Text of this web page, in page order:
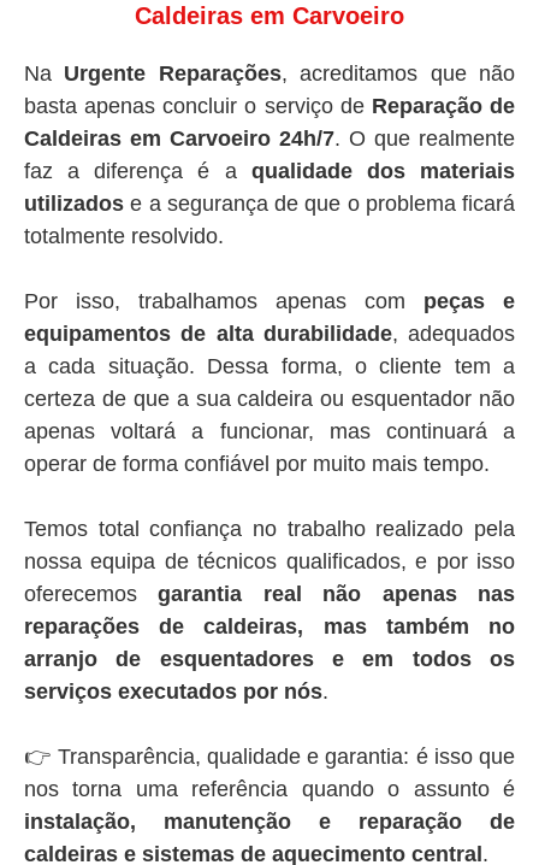
Caldeiras em Carvoeiro
Na Urgente Reparações, acreditamos que não
basta apenas concluir o serviço de Reparação de
Caldeiras em Carvoeiro 24h/7. O que realmente
faz a diferença é a qualidade dos materiais
utilizados e a segurança de que o problema ficará
totalmente resolvido.
Por isso, trabalhamos apenas com peças e
equipamentos de alta durabilidade, adequados
a cada situação. Dessa forma, o cliente tem a
certeza de que a sua caldeira ou esquentador não
apenas voltará a funcionar, mas continuará a
operar de forma confiável por muito mais tempo.
Temos total confiança no trabalho realizado pela
nossa equipa de técnicos qualificados, e por isso
oferecemosgarantia real não apenas nas
reparações de caldeiras, mas também no
arranjo de esquentadores e em todos os
serviços executados por nós.
👉 Transparência, qualidade e garantia: é isso que
nos torna uma referência quando o assunto é
instalação, manutenção e reparação de
caldeiras e sistemas de aquecimento central.